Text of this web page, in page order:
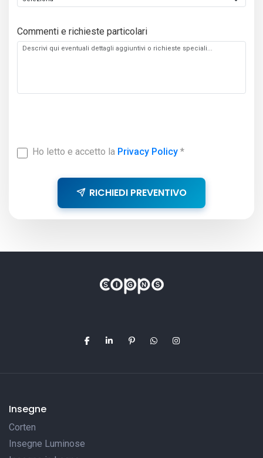
Commenti e richieste particolari
Ho letto e accetto la Privacy Policy*
RICHIEDI PREVENTIVO
Insegne
Corten
Insegne Luminose